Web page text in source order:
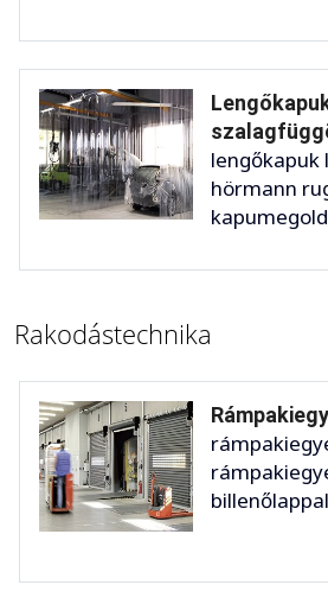
lengőkapuk
hörmann
Rakodástechnika